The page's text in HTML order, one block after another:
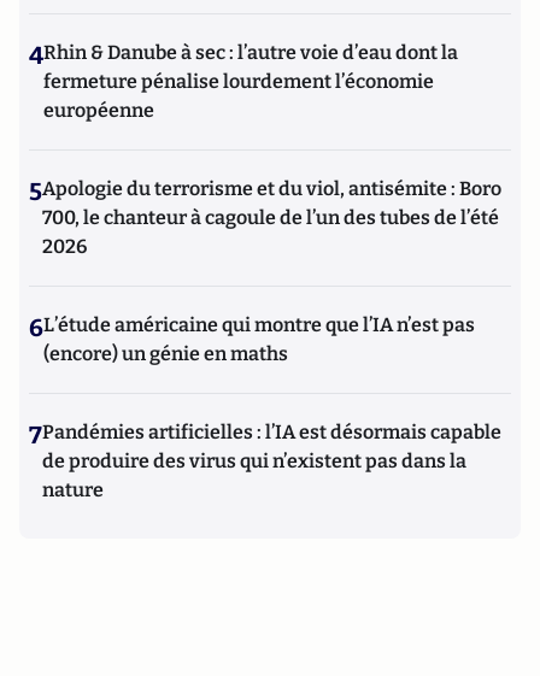
4Rhin & Danube à sec : l’autre voie d’eau dont la
fermeture pénalise lourdement l’économie
européenne
5Apologie du terrorisme et du viol, antisémite : Boro
700, le chanteur à cagoule de l’un des tubes de l’été
2026
6L’étude américaine qui montre que l’IA n’est pas
(encore) un génie en maths
7Pandémies artificielles : l’IA est désormais capable
de produire des virus qui n’existent pas dans la
nature